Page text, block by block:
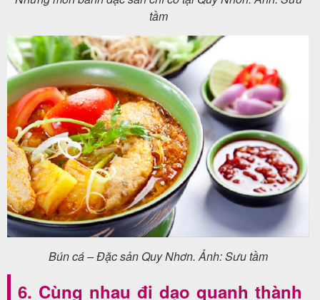
tầm
Bún cá – Đặc sản Quy Nhơn. Ảnh: Sưu tầm
6. Cùng nhau đi dạo quanh thành